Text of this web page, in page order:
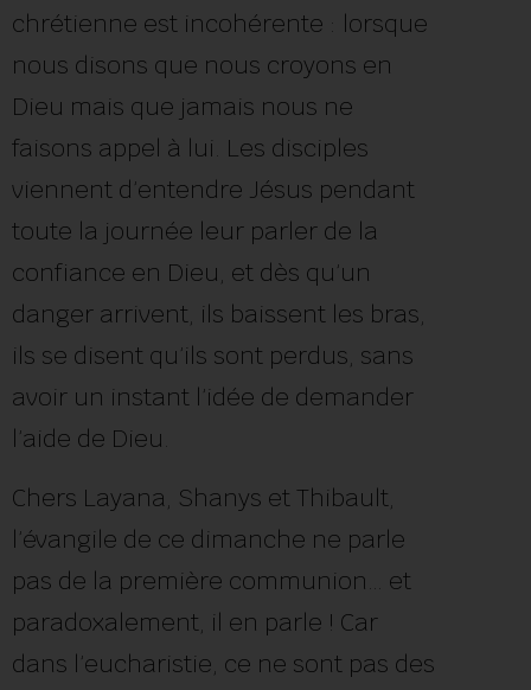
chrétienne est incohérente : lorsque
nous disons que nous croyons en
Dieu mais que jamais nous ne
faisons appel à lui. Les disciples
viennent d’entendre Jésus pendant
toute la journée leur parler de la
confiance en Dieu, et dès qu’un
danger arrivent, ils baissent les bras,
ils se disent qu’ils sont perdus, sans
avoir un instant l’idée de demander
l’aide de Dieu.
Chers Layana, Shanys et Thibault,
l’évangile de ce dimanche ne parle
pas de la première communion… et
paradoxalement, il en parle ! Car
dans l’eucharistie, ce ne sont pas des